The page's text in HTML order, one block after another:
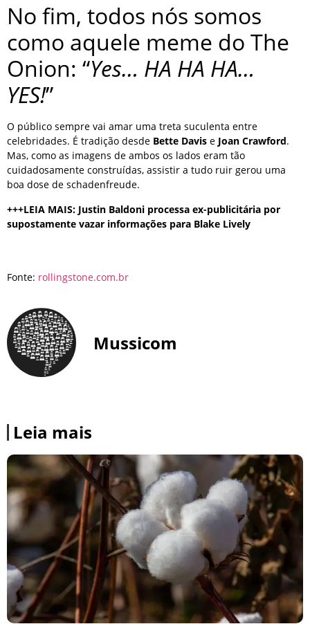
No fim, todos nós somos
como aquele meme do The
Onion: “Yes… HA HA HA…
YES!”
O público sempre vai amar uma treta suculenta entre
celebridades. É tradição desde Bette Davis e Joan Crawford.
Mas, como as imagens de ambos os lados eram tão
cuidadosamente construídas, assistir a tudo ruir gerou uma
boa dose de schadenfreude.
+++LEIA MAIS: Justin Baldoni processa ex-publicitária por
supostamente vazar informações para Blake Lively
Fonte: rollingstone.com.br
Mussicom
Leia mais